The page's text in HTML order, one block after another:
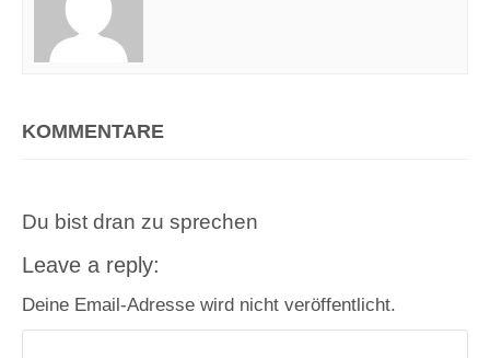
KOMMENTARE
Du bist dran zu sprechen
Leave a reply:
Deine Email-Adresse wird nicht veröffentlicht.